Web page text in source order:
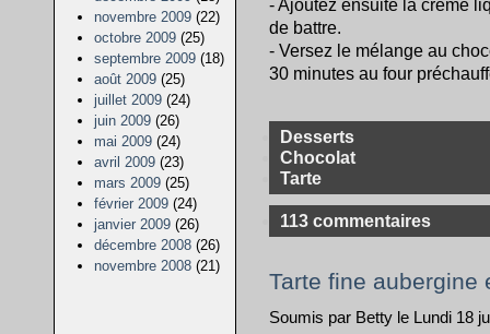
novembre 2009 (22)
octobre 2009 (25)
septembre 2009 (18)
août 2009 (25)
juillet 2009 (24)
juin 2009 (26)
mai 2009 (24)
avril 2009 (23)
mars 2009 (25)
février 2009 (24)
janvier 2009 (26)
décembre 2008 (26)
novembre 2008 (21)
- Ajoutez ensuite la crème
de battre.
- Versez le mélange au
30 minutes au four
Desserts
Chocolat
Tarte
113 commentaires
Tarte fine aubergine
Soumis par Betty le Lundi 18